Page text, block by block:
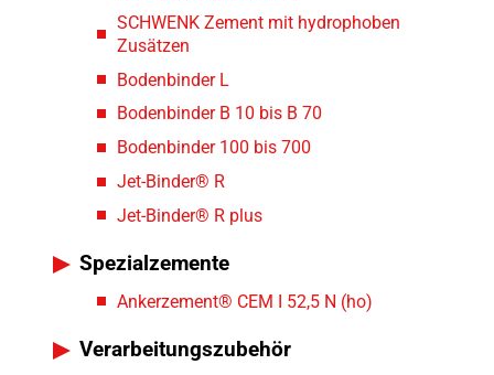
SCHWENK Zement mit hydrophoben
Zusätzen
Bodenbinder L
Bodenbinder B 10 bis B 70
Bodenbinder 100 bis 700
Jet-Binder® R
Jet-Binder® R plus
Spezialzemente
Ankerzement® CEM I 52,5 N (ho)
Verarbeitungszubehör